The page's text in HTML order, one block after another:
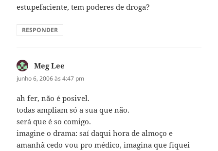
estupefaciente, tem poderes de droga?
RESPONDER
Meg Lee
junho 6, 2006 às 4:47 pm
ah fer, não é posivel.
todas ampliam só a sua que não.
será que é so comigo.
imagine o drama: saí daqui hora de almoço e
amanhã cedo vou pro médico, imagina que fiquei